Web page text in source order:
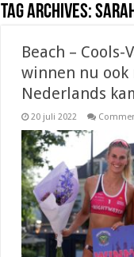
Tag Archives:
Beach – Cools-
winnen nu ook
Nederlands
20 juli 2022